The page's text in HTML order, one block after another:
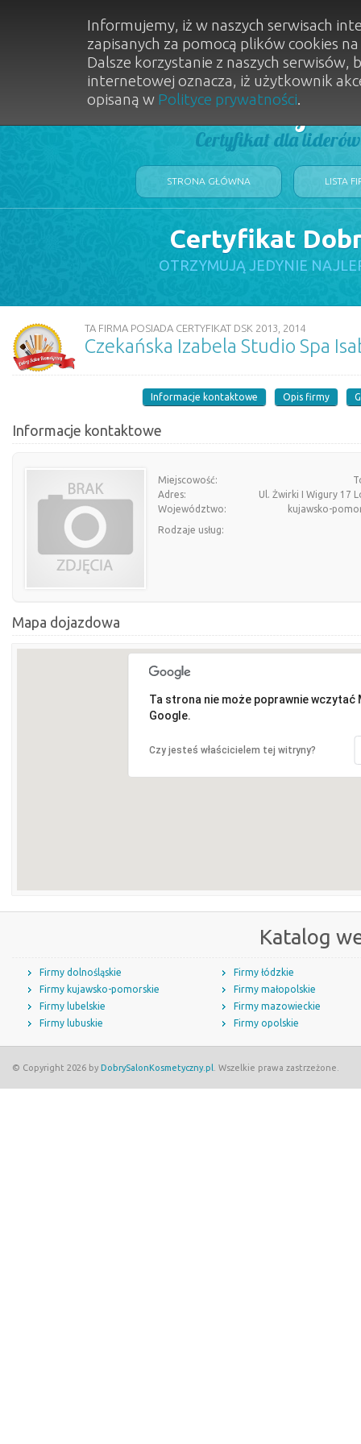
Dobry
Certyfikat dla
STRONA GŁÓWNA LISTA
Certyfikat
OTRZYMUJĄ JEDYNIE
TA FIRMA POSIADA CERTYFIKAT DSK 2013, 2014
Czekańska Izabela Studio Spa
Informacje kontaktowe Opis firmy
Informacje kontaktowe
Miejscowość:
Adres:
Ul. Żwirki I Wigury 17
Województwo:
kujawsko-
Rodzaje usług:
Mapa dojazdowa
Ta strona nie może poprawnie wczytać
Google.
Czy jesteś właścicielem tej witryny?
Katalog
Firmy dolnośląskie
Firmy kujawsko-pomorskie
Firmy lubelskie
Firmy lubuskie
Firmy łódzkie
Firmy małopolskie
Firmy mazowieckie
Firmy opolskie
© Copyright 2026 by DobrySalonKosmetyczny.pl . Wszelkie prawa zastrzeżone.
Informujemy, iż w naszych serwisach
zapisanych za pomocą plików cookies
Dalsze korzystanie z naszych
internetowej oznacza, iż użytkownik
opisaną w Polityce prywatności.